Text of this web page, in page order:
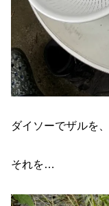
ダイソーでザルを
それを…